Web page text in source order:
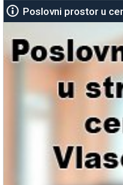
Poslovni prostor u